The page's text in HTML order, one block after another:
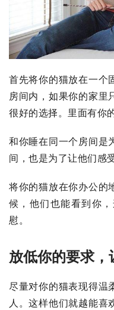
首先将你的猫放在一个
房间内，如果你的家里
很好的选择。里面有你
和你睡在同一个房间是
间，也是为了让他们感
将你的猫放在你办公的
候，他们也能看到你
慰。
放低你的要求
尽量对你的猫表现得温
人。这样他们就越能喜